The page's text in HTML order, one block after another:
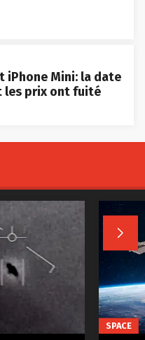
iPhone Mini: la date
les prix ont fuité

SPACE